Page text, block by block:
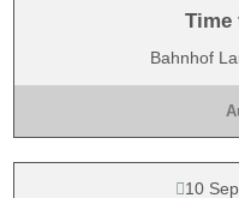
Time
Bahnhof
10